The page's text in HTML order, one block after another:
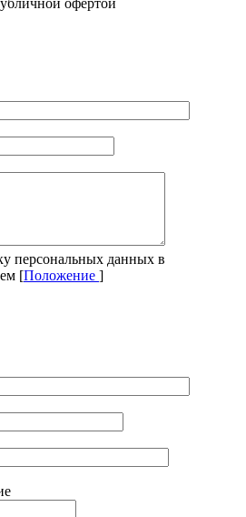
офертой
персональных данных в
[Положение ]